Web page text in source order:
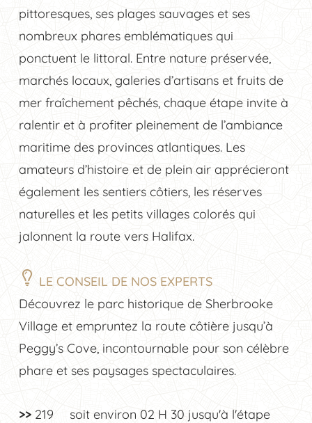
pittoresques, ses plages sauvages et ses
nombreux phares emblématiques qui
ponctuent le littoral. Entre nature préservée,
marchés locaux, galeries d’artisans et fruits de
mer fraîchement pêchés, chaque étape invite à
ralentir et à profiter pleinement de l’ambiance
maritime des provinces atlantiques. Les
amateurs d’histoire et de plein air apprécieront
également les sentiers côtiers, les réserves
naturelles et les petits villages colorés qui
jalonnent la route vers Halifax.
LE CONSEIL DE NOS EXPERTS
Découvrez le parc historique de Sherbrooke
Village et empruntez la route côtière jusqu’à
Peggy’s Cove, incontournable pour son célèbre
phare et ses paysages spectaculaires.
>> 219
soit environ 02 H 30 jusqu'à l'étape